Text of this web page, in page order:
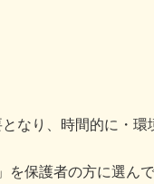
なり、時間的に・環
保護者の方に選んで